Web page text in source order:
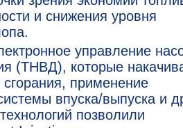
и снижения уровня
управление
(ТНВД), которые
применение
впуска/выпуска и
позволили